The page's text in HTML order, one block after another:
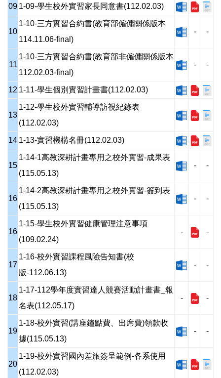
09 1-09-學生校外實習家長同意書(112.02.03)
10
1-10-三方實習合約書(教育部僱傭關係版本
114.11.06-final)
- -
11
1-10-三方實習合約書(教育部非僱傭關係版本
112.02.03-final)
- -
12 1-11-學生個別實習計畫書(112.02.03)
13
1-12-學生校外實習輔導訪視紀錄表
(112.02.03)
14 1-13-實習機構名冊(112.02.03)
15
1-14-1高教深耕計畫專用之校外實習-成果表
(115.05.13)
- -
16
1-14-2高教深耕計畫專用之校外實習-簽到表
(115.05.13)
- -
16
1-15-學生校外實習健康管理注意事項
(109.02.24)
- -
17
1-16-校外實習課程風險告知書(校
版-112.06.13)
- -
18
1-17-112學年度實習達人競賽活動計畫書_報
名表(112.05.17)
- -
19
1-18-校外實習(講座鐘點費、出席費)領款收
據(115.05.13)
- -
20
1-19-校外實習國內差旅簽呈範例-各系使用
(112.02.03)